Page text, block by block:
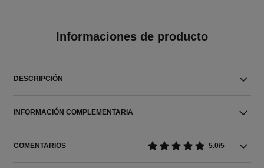
Informaciones de producto
DESCRIPCIÓN
INFORMACIÓN COMPLEMENTARIA
COMENTARIOS 5.0/5